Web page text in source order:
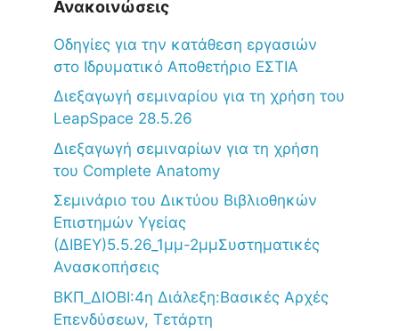
Ανακοινώσεις
Oδηγίες για την κατάθεση εργασιών
στο Ιδρυματικό Αποθετήριο ΕΣΤΙΑ
Διεξαγωγή σεμιναρίου για τη χρήση του
LeapSpace 28.5.26
Διεξαγωγή σεμιναρίων για τη χρήση
του Complete Anatomy
Σεμινάριο του Δικτύου Βιβλιοθηκών
Επιστημών Υγείας
(ΔΙΒΕΥ)5.5.26_1μμ-2μμΣυστηματικές
Ανασκοπήσεις
ΒΚΠ_ΔΙΟΒΙ:4η Διάλεξη:Βασικές Αρχές
Επενδύσεων, Τετάρτη